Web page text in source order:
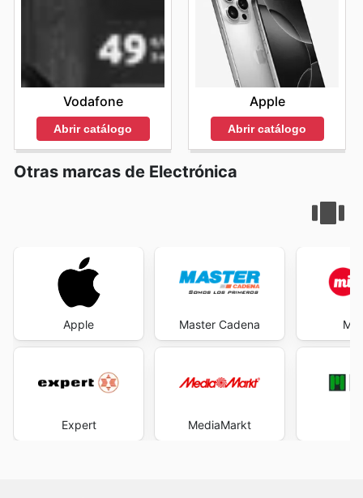
Vodafone
Abrir catálogo
Apple
Abrir catálogo
Otras marcas de Electrónica
Apple
Expert
Master Cadena
MediaMarkt
Mi